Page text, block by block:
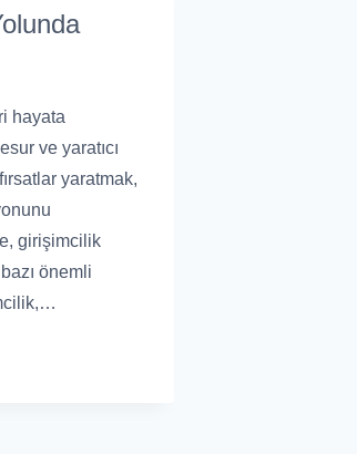
hayata
ve yaratıcı
yaratmak,
girişimcilik
önemli